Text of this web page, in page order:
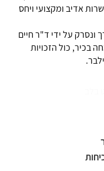
אדיב ומקצועי ויחס
ונסרק על ידי ד"ר חיים
בכיר, כול הזכויות